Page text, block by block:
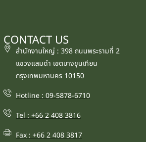
CONTACT US
สำนักงานใหญ่ : 398 ถนนพระรามที่ 2
แขวงแสมดำ เขตบางขุนเทียน
กรุงเทพมหานคร 10150
Hotline : 09-5878-6710
Tel : +66 2 408 3816
Fax : +66 2 408 3817